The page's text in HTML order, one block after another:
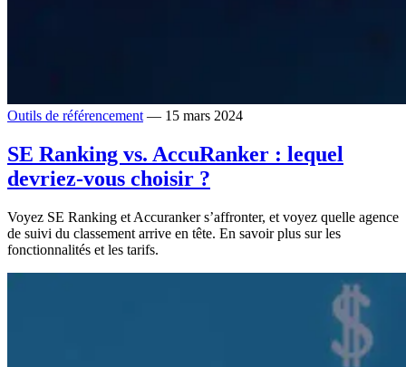
Outils de référencement — 15 mars 2024
SE Ranking vs. AccuRanker : lequel
devriez-vous choisir ?
Voyez SE Ranking et Accuranker s’affronter, et voyez quelle agence
de suivi du classement arrive en tête. En savoir plus sur les
fonctionnalités et les tarifs.